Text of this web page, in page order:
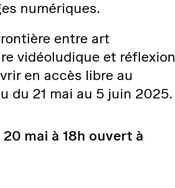
numériques.
entre art
vidéoludique et réflexion
en accès libre au
du 21 mai au 5 juin 2025.
mai à 18h ouvert à